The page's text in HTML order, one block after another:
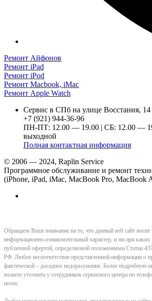
Ремонт Айфонов
Ремонт iPad
Ремонт iPod
Ремонт Macbook, iMac
Ремонт Apple Watch
Сервис в СПб на улице Восстания, 14
+7 (921) 944-36-96
ПН-ПТ: 12.00 — 19.00 | СБ: 12.00 —
выходной
Полная контактная информация
© 2006 — 2024, Raplin Service
Программное обслуживание и ремонт
(iPhone, iPad, iMac, MacBook Pro, MacBook
Обращаем Ваше внимание на то, что данный веб сайт носит
информационно-ознакомительный характер, и ни при каких
публичной офертой, определяемой положениями Статьи
РФ. Любое несоответствие представленной информации о
фактической – досадное недоразумение. Более подробную
можете уточнить у сотрудников сервисного центра по
почте.